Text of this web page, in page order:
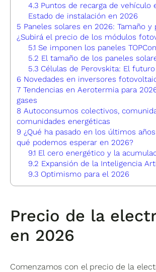
4.3 Puntos de recarga de vehículo
Estado de instalación en 2026
5 Paneles solares en 2026: Tamaño y
¿Subirá el precio de los módulos
5.1 Se imponen los paneles TOPCon
5.2 El tamaño de los paneles
5.3 Células de Perovskita: El
6 Novedades en inversores
7 Tendencias en Aerotermia para
gases
8 Autoconsumos colectivos,
comunidades energéticas
9 ¿Qué ha pasado en los últimos
qué podemos esperar en 2026?
9.1 El cero energético y la
9.2 Expansión de la Inteligencia
9.3 Optimismo para el 2026
Precio de la
en 2026
Comenzamos con el precio de la